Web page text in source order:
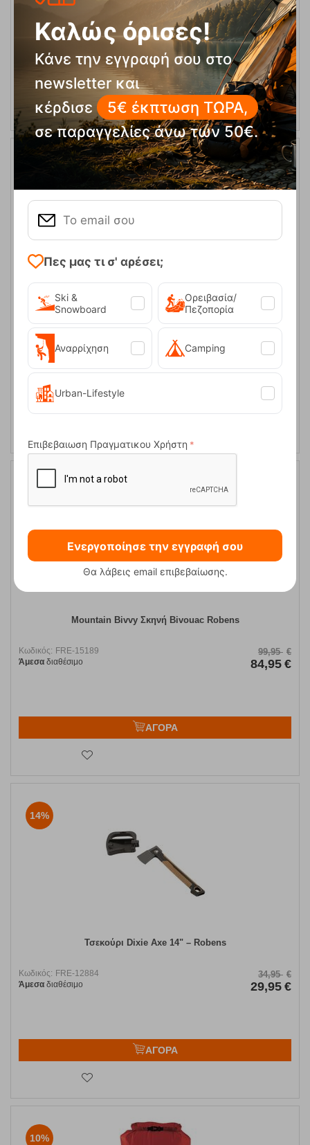
Κωδικός: FRE-9519
10,50 €
8,95 €
Dunkery Beacon Lamp Φανάρι Robens
Κωδικός: FRE-13967
Άμεσαδιαθέσιμο
23,50
19,95
Mountain Bivvy Σκηνή Bivouac Robens
Κωδικός: FRE-15189
Άμεσα διαθέσιμο
99,95 €
84,95 €
ΑΓΟΡΑ
14%
Τσεκούρι Dixie Axe 14" – Robens
Κωδικός: FRE-12884
Άμεσα διαθέσιμο
34,95 €
29,95 €
ΑΓΟΡΑ
10%
Καλώς όρισες!
Κάνε την εγγραφή σου στο
newsletter και
κέρδισε
5€ έκπτωση ΤΩΡΑ,
σε παραγγελίες άνω των 50€.
Πες μας τι σ' αρέσει;
Ski &
Snowboard
Ορειβασία/
Πεζοπορία
Αναρρίχηση Camping
Urban-Lifestyle
Επιβεβαιωση Πραγματικου Χρήστη
Ενεργοποίησε την εγγραφή σου
Θα λάβεις email επιβεβαίωσης.